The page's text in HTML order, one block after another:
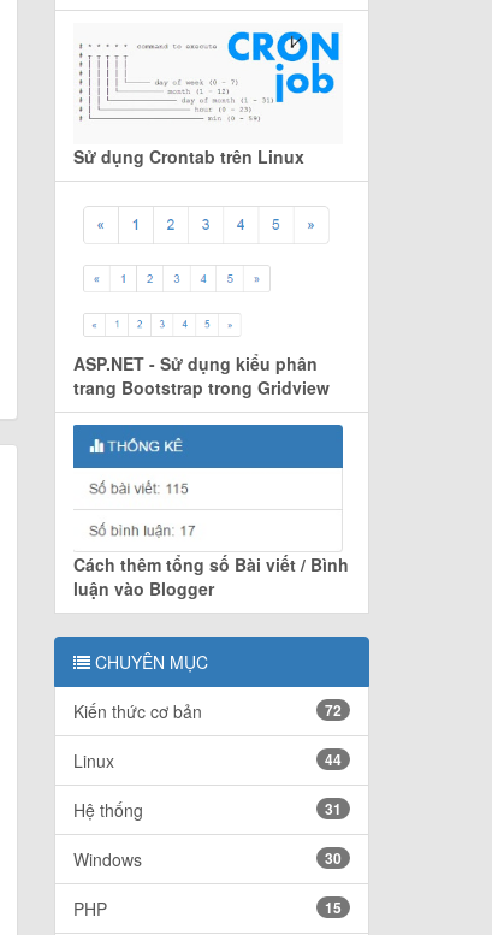
Sử dụng Crontab trên Linux
ASP.NET - Sử dụng kiểu phân
trang Bootstrap trong Gridview
Cách thêm tổng số Bài viết / Bình
luận vào Blogger
CHUYÊN MỤC
Kiến thức cơ bản 72
Linux 44
Hệ thống 31
Windows 30
PHP 15